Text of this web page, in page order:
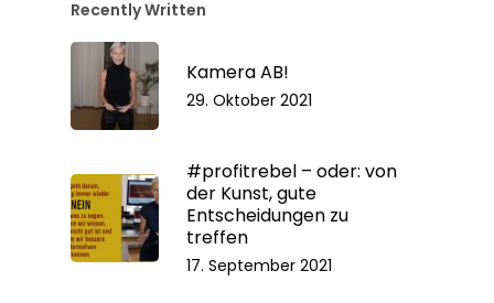
Recently Written
Kamera AB!
29. Oktober 2021
#profitrebel – oder: von
der Kunst, gute
Entscheidungen zu
treffen
17. September 2021